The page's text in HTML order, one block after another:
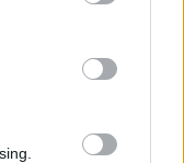
party tags to
in below Google
otthon: